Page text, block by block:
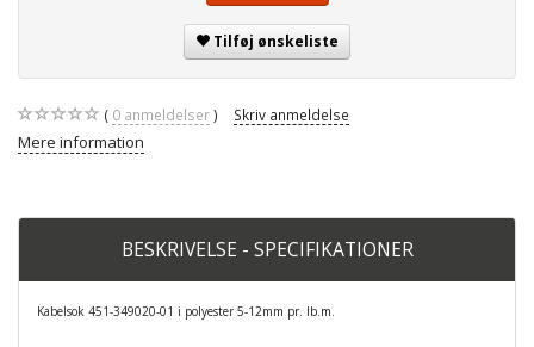
Tilføj ønskeliste
0 anmeldelser Skriv anmeldelse
Mere information
BESKRIVELSE - SPECIFIKATIONER
Kabelsok 451-349020-01 i polyester 5-12mm pr. lb.m.